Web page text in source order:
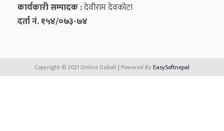
कार्यकारी सम्पादक :देवीराम देवकोटा
दर्ता नं. १५४/०७३-७४
Copyright © 2021 Online Dabali | Powered ByEasySoftnepal